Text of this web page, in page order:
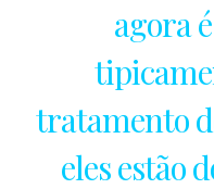
agora
tratamento
eles estão